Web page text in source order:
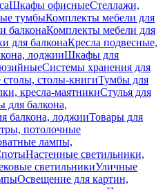
Шкафы офисныеСтеллажи,
тумбыКомплекты мебели для
балконаКомплекты мебели для
для балконаКресла подвесные,
лоджииШкафы для
Системы хранения для
столы-книгиТумбы для
кресла-маятникиСтулья для
для балкона,
балкона, лоджииТовары для
потолочные
лампы,
Настенные светильники,
светильникиУличные
Освещение для картин,